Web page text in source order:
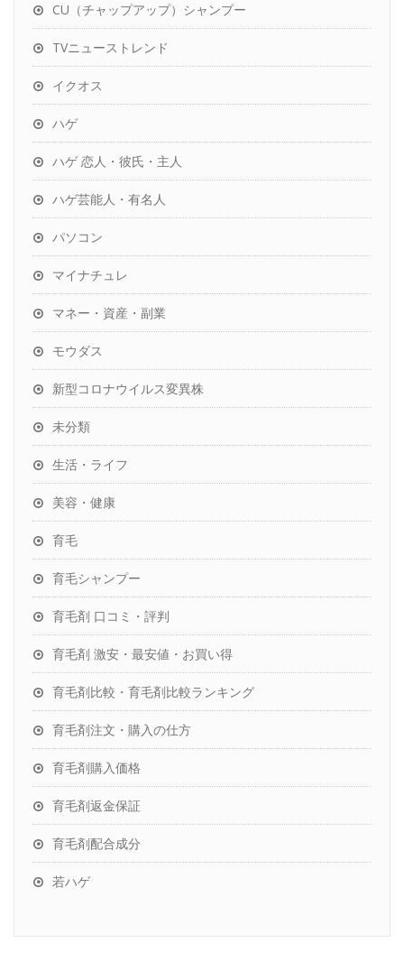
CU（チャップアップ）シャンプー
TVニューストレンド
イクオス
ハゲ
ハゲ 恋人・彼氏・主人
ハゲ芸能人・有名人
パソコン
マイナチュレ
マネー・資産・副業
モウダス
新型コロナウイルス変異株
未分類
生活・ライフ
美容・健康
育毛
育毛シャンプー
育毛剤 口コミ・評判
育毛剤 激安・最安値・お買い得
育毛剤比較・育毛剤比較ランキング
育毛剤注文・購入の仕方
育毛剤購入価格
育毛剤返金保証
育毛剤配合成分
若ハゲ